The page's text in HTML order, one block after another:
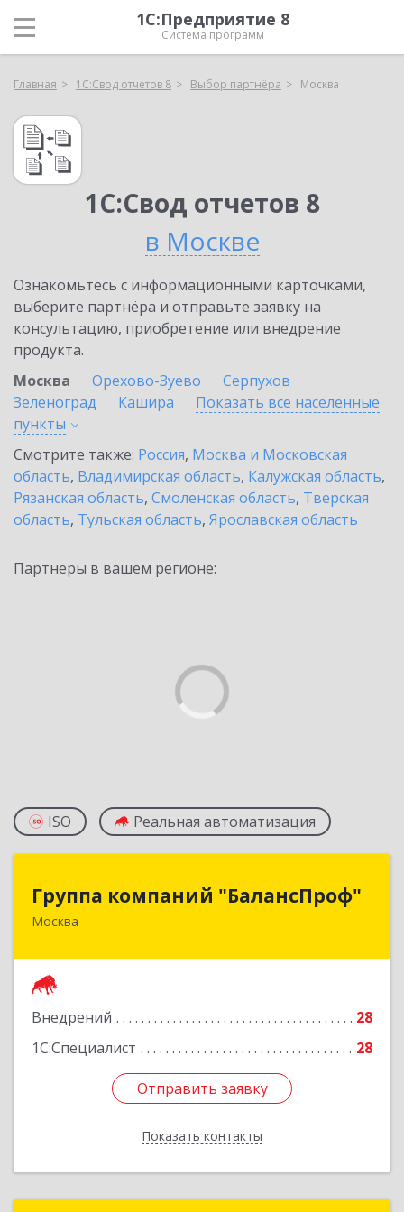
1С:Предприятие 8
Система программ
Главная 1С:Свод отчетов 8 Выбор партнёра Москва
1С:Свод отчетов 8
в Москве
Ознакомьтесь с информационными карточками,
выберите партнёра и отправьте заявку на
консультацию, приобретение или внедрение
продукта.
Москва
Орехово-Зуево
Серпухов
Зеленоград
Кашира
Показать все населенные
пункты
Смотрите также: Россия, Москва и Московская
область, Владимирская область, Калужская область,
Рязанская область, Смоленская область, Тверская
область, Тульская область, Ярославская область
Партнеры в вашем регионе:
ISO Реальная автоматизация
Группа компаний "БалансПроф"
Москва
Внедрений
28
1С:Специалист
28
Отправить заявку
Показать контакты
Группа компаний "БалансПроф"
127238, Москва г, Локомотивный проезд, дом
Отправить заявку
Назад